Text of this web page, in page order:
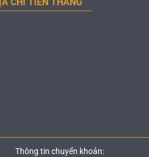
Thông tin chuyển khoản: